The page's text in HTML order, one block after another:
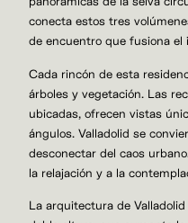
conecta estos tres
de encuentro que fusiona el
Cada rincón de esta
árboles y vegetación. Las
ubicadas, ofrecen vistas
ángulos. Valladolid se
desconectar del caos
la relajación y a la
La arquitectura de